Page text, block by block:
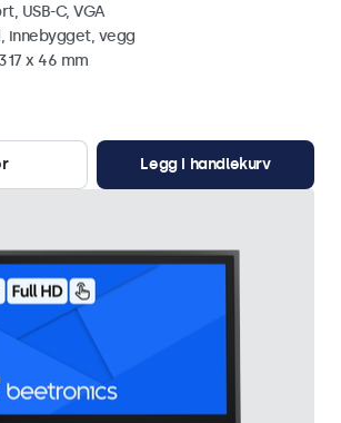
USB-C, VGA
innebygget, vegg
x 46 mm
Legg i handlekurv